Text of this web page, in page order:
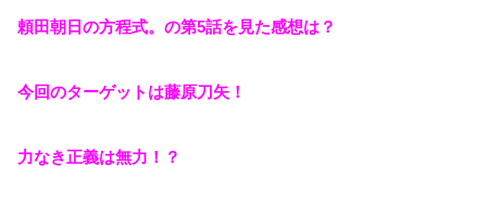
頼田朝日の方程式。の第5話を見た感想は？
今回のターゲットは藤原刀矢！
力なき正義は無力！？